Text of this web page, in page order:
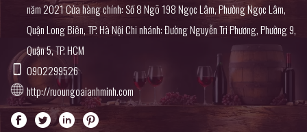
năm 2021 Cửa hàng chính: Số 8 Ngõ 198 Ngọc Lâm, Phường Ngọc Lâm,
Quận Long Biên, TP. Hà Nội Chi nhánh: Đường Nguyễn Tri Phương, Phường 9,
Quận 5, TP. HCM
0902299526
http://ruoungoaianhminh.com